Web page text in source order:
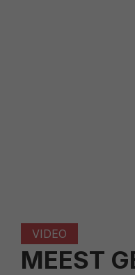
VIDEO
MEEST